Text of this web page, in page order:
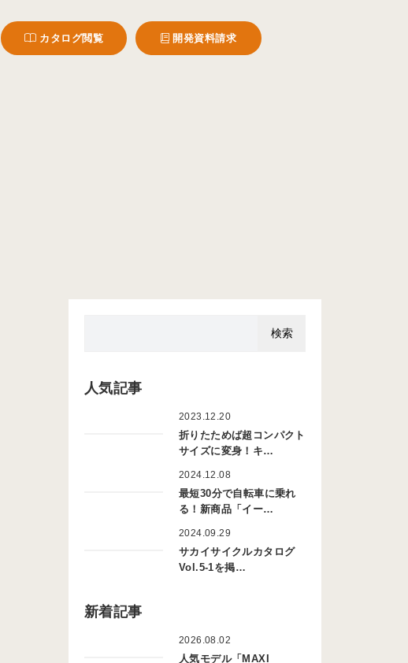
カタログ閲覧 開発資料請求
人気記事
2023.12.20
折りたためば超コンパクト
サイズに変身！キ…
2024.12.08
最短30分で自転車に乗れ
る！新商品「イー…
2024.09.29
サカイサイクルカタログ
Vol.5-1を掲…
新着記事
2026.08.02
人気モデル「MAXI